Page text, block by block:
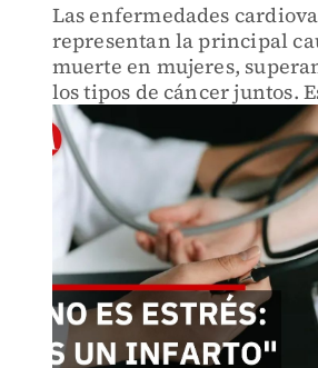
Las enfermedades
representan la principal
muerte en mujeres,
los tipos de cáncer juntos.
urgen a realizar revisiones